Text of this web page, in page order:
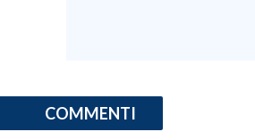
COMMENTI